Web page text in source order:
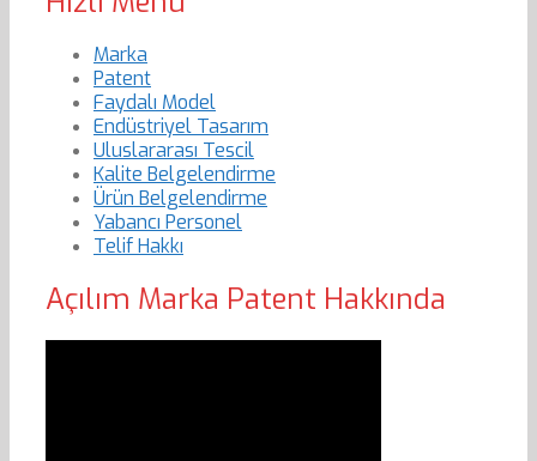
Marka
Patent
Faydalı Model
Endüstriyel Tasarım
Uluslararası Tescil
Kalite Belgelendirme
Ürün Belgelendirme
Yabancı Personel
Telif Hakkı
Açılım Marka Patent Hakkında